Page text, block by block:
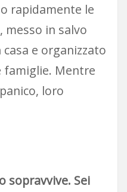
rapidamente le
messo in salvo
e organizzato
famiglie. Mentre
loro
sopravvive. Sei